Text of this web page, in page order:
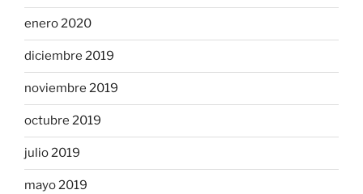
enero 2020
diciembre 2019
noviembre 2019
octubre 2019
julio 2019
mayo 2019